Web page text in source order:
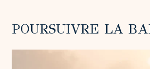
POURSUIVRE LA